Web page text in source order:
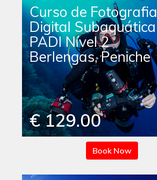
Curso de Fotografia
Digital Subaquática
PADI Nível 2
Berlengas, Peniche
€ 129.00
Book Now